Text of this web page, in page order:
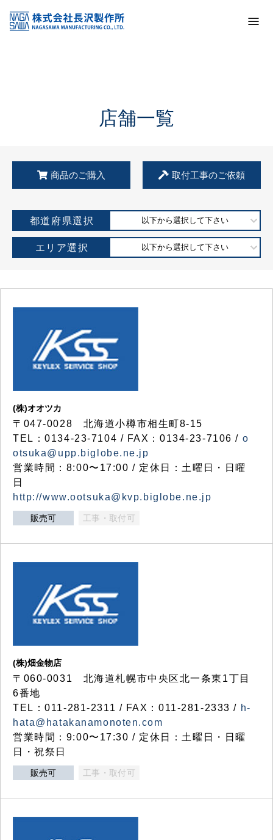
KSS加盟店・取扱店情報
店舗一覧
店舗一覧
商品のご購入 取付工事のご依頼
都道府県選択 以下から選択して下さい
エリア選択 以下から選択して下さい
(株)オオツカ
〒047-0028 北海道小樽市相生町8-15
TEL：0134-23-7104 / FAX：0134-23-7106 / o
otsuka@upp.biglobe.ne.jp
営業時間：8:00〜17:00 / 定休日：土曜日・日曜
日
http://www.ootsuka@kvp.biglobe.ne.jp
販売可 工事・取付可
(株)畑金物店
〒060-0031 北海道札幌市中央区北一条東1丁目
6番地
TEL：011-281-2311 / FAX：011-281-2333 / h-
hata@hatakanamonoten.com
営業時間：9:00〜17:30 / 定休日：土曜日・日曜
日・祝祭日
販売可 工事・取付可